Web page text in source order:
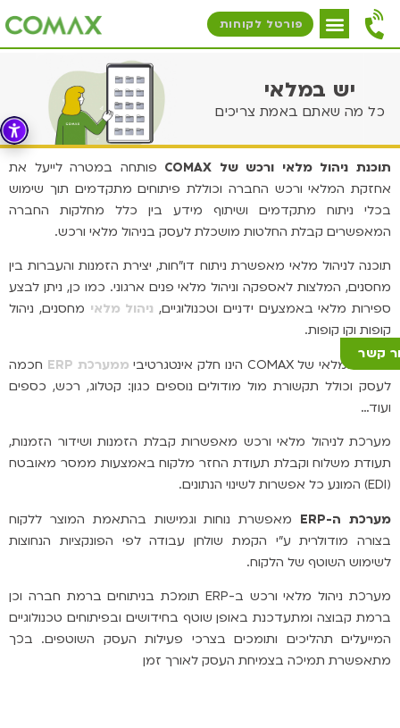
פורטל לקוחות
קשר
יש במלאי
כל מה שאתם באמת צריכים
תוכנת ניהול מלאי ורכש של COMAX
פותחה במטרה לייעל את
אחזקת המלאי ורכש החברה וכוללת פיתוחים מתקדמים תוך שימוש
בכלי ניתוח מתקדמים ושיתוף מידע בין כלל מחלקות החברה
המאפשרים קבלת החלטות מושכלת לעסק בניהול מלאי ורכש.
תוכנה לניהול מלאי מאפשרת ניתוח דו"חות, יצירת הזמנות והעברות בין
מחסנים, המלצות לאספקה וניהול מלאי פנים ארגוני. כמו כן, ניתן לבצע
ספירות מלאי באמצעים ידניים וטכנולוגיים, ניהול מלאי מחסנים, ניהול
קופות וקו קופות.
מודול המלאי של COMAX הינו חלק אינטגרטיבי ממערכת ERP
חכמה
לעסק וכולל תקשורת מול מודולים נוספים כגון: קטלוג, רכש, כספים
ועוד…
מערכת לניהול מלאי ורכש מאפשרות קבלת הזמנות ושידור הזמנות,
תעודת משלוח וקבלת תעודת החזר מלקוח באמצעות ממסר מאובטח
(EDI) המונע כל אפשרות לשינוי הנתונים.
מערכת ה-ERP
מאפשרת נוחות וגמישות בהתאמת המוצר ללקוח
בצורה מודולרית ע"י הקמת שולחן עבודה לפי הפונקציות הנחוצות
לשימוש השוטף של הלקוח.
מערכת ניהול מלאי ורכש ב-ERP תומכת בניתוחים ברמת חברה וכן
ברמת קבוצה ומתעדכנת באופן שוטף בחידושים ובפיתוחים טכנולוגיים
המייעלים תהליכים ותומכים בצרכי פעילות העסק השוטפים. בכך
מתאפשרת תמיכה בצמיחת העסק לאורך זמן